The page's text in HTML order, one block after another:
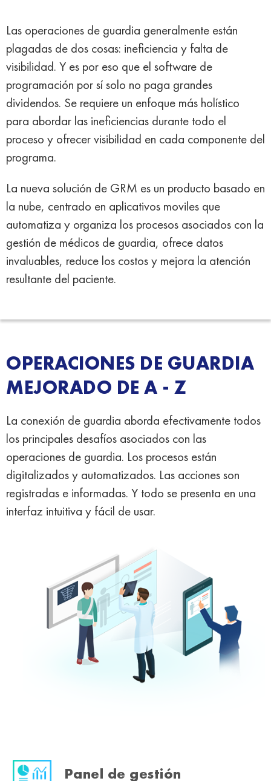
Las operaciones de guardia generalmente están
plagadas de dos cosas: ineficiencia y falta de
visibilidad. Y es por eso que el software de
programación por sí solo no paga grandes
dividendos. Se requiere un enfoque más holístico
para abordar las ineficiencias durante todo el
proceso y ofrecer visibilidad en cada componente del
programa.
La nueva solución de GRM es un producto basado en
la nube, centrado en aplicativos moviles que
automatiza y organiza los procesos asociados con la
gestión de médicos de guardia, ofrece datos
invaluables, reduce los costos y mejora la atención
resultante del paciente.
OPERACIONES DE GUARDIA
MEJORADO DE A - Z
La conexión de guardia aborda efectivamente todos
los principales desafíos asociados con las
operaciones de guardia. Los procesos están
digitalizados y automatizados. Las acciones son
registradas e informadas. Y todo se presenta en una
interfaz intuitiva y fácil de usar.
Panel de gestión